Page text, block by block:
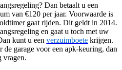
Dan betaalt u een
van €120 per jaar. Voorwaarde is
gaat rijden. Dit geldt in 2014.
en gaat u toch met uw
kunt u een verzuimboete krijgen.
de garage voor een apk-keuring, dan
vragen.